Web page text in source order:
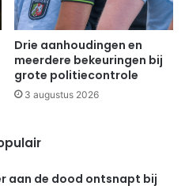
Drie aanhoudingen en
meerdere bekeuringen bij
grote politiecontrole
3 augustus 2026
aan de dood ontsnapt bij